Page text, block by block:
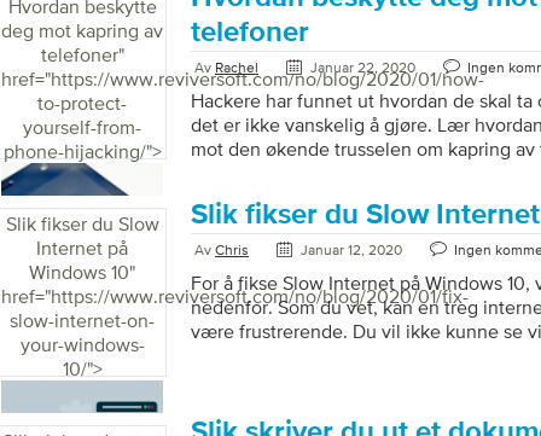
lys. I dag skal jeg kaste lys over det. Her
bruke for å få problemet løst. Trinn […]
Hvordan beskytte
deg mot kapring av
telefoner"
href="https://www.reviversoft.com/no/blog/2020/01/how-
to-protect-
yourself-from-
phone-hijacking/">
telefoner
Av Rachel Januar 22, 2020 Ingen
Hackere har funnet ut hvordan de skal
det er ikke vanskelig å gjøre. Lær
mot den økende trusselen om kapring
kriminelle overtar “besittelse” av
passende alt på telefonen. Dette
bekreftelseskoder for tilbakestilling av
på alt du har på telefonen og alt du gjør
nå at noen andre […]
Slik fikser du Slow
Internet på
Windows 10"
href="https://www.reviversoft.com/no/blog/2020/01/fix-
slow-internet-on-
your-windows-
10/">
Slik fikser du Slow
Av Chris Januar 12, 2020 Ingen
For å fikse Slow Internet på Windows
nedenfor. Som du vet, kan en treg
være frustrerende. Du vil ikke kunne se
en treg internettforbindelse. Men jeg vil